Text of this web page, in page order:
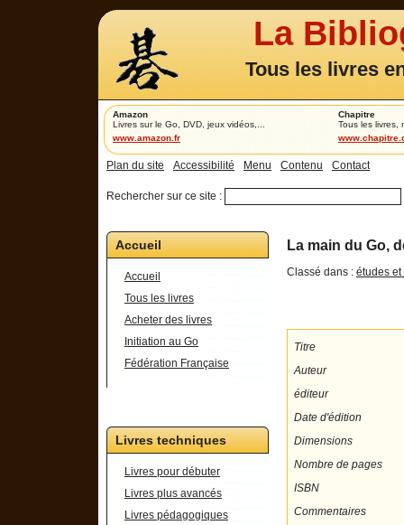
La
Tous les livres
Amazon
Livres sur le Go, DVD, jeux vidéos,...
www.amazon.fr
Chapitre
Tous les livres,
Plan du site Accessibilité Menu Contenu Contact
Rechercher sur ce site :
Accueil
Accueil
Tous les livres
Acheter des livres
Initiation au Go
Fédération Française
Livres techniques
Livres pour débuter
Livres plus avancés
Livres pédagogiques
La main du Go,
Classé dans : études et
Titre
Auteur
éditeur
Date d'édition
Dimensions
Nombre de pages
ISBN
Commentaires